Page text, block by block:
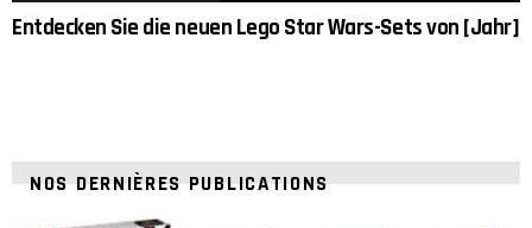
Entdecken Sie die neuen Lego Star Wars-Sets von [Jahr]
NOS DERNIÈRES PUBLICATIONS